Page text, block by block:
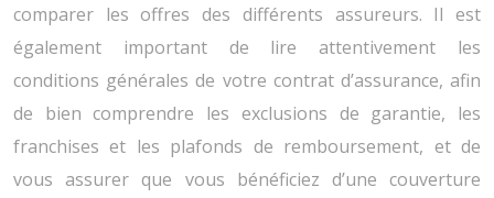
comparer les offres des différents assureurs. Il est
également important de lire attentivement les
conditions générales de votre contrat d’assurance, afin
de bien comprendre les exclusions de garantie, les
franchises et les plafonds de remboursement, et de
vous assurer que vous bénéficiez d’une couverture